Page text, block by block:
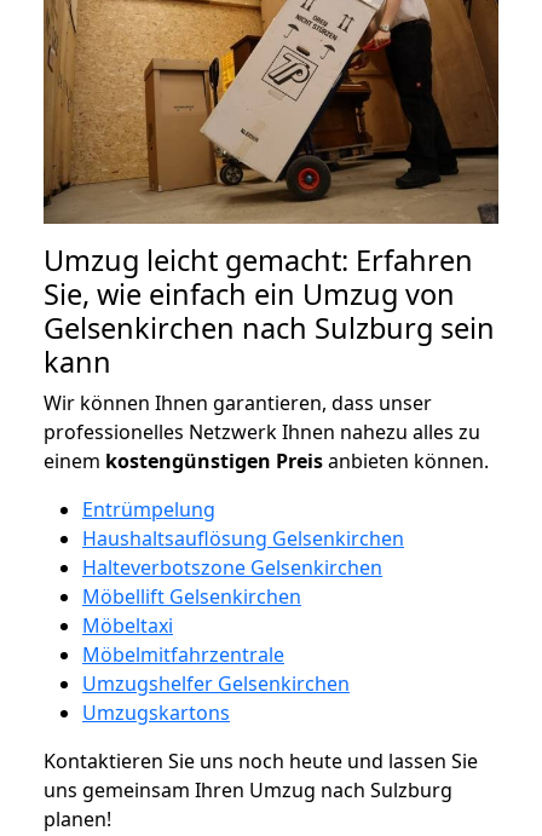
Umzug leicht gemacht: Erfahren
Sie, wie einfach ein Umzug von
Gelsenkirchen nach Sulzburg sein
kann
Wir können Ihnen garantieren, dass unser
professionelles Netzwerk Ihnen nahezu alles zu
einem kostengünstigen Preisanbieten können.
Entrümpelung
Haushaltsauflösung Gelsenkirchen
Halteverbotszone Gelsenkirchen
Möbellift Gelsenkirchen
Möbeltaxi
Möbelmitfahrzentrale
Umzugshelfer Gelsenkirchen
Umzugskartons
Kontaktieren Sie uns noch heute und lassen Sie
uns gemeinsam Ihren Umzug nach Sulzburg
planen!